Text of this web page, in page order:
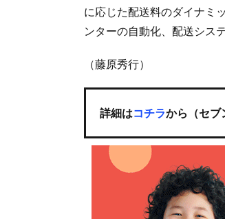
に応じた配送料のダイナミ
ンターの自動化、配送シス
（藤原秀行）
詳細はコチラから（セブ